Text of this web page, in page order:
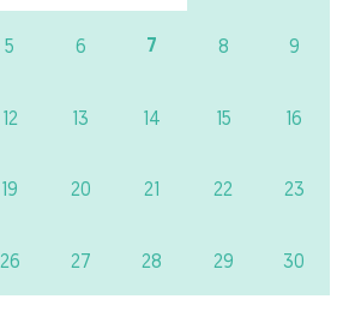
5 6 7 8 9
12 13 14 15 16
19 20 21 22 23
26 27 28 29 30